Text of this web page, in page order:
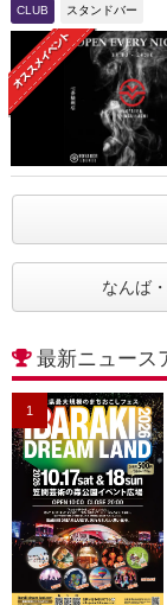
CLUB スタンドバー
なんば
最新ニュース
1